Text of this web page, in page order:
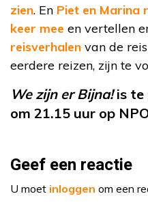
zien. En Piet en Marina
keer mee en vertellen
reisverhalen van de
eerdere reizen, zijn te
We zijn er Bijna!is te
om 21.15 uur op
Geef een reactie
U moet inloggen om een